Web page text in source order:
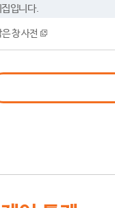
입니다.
은 창 사전